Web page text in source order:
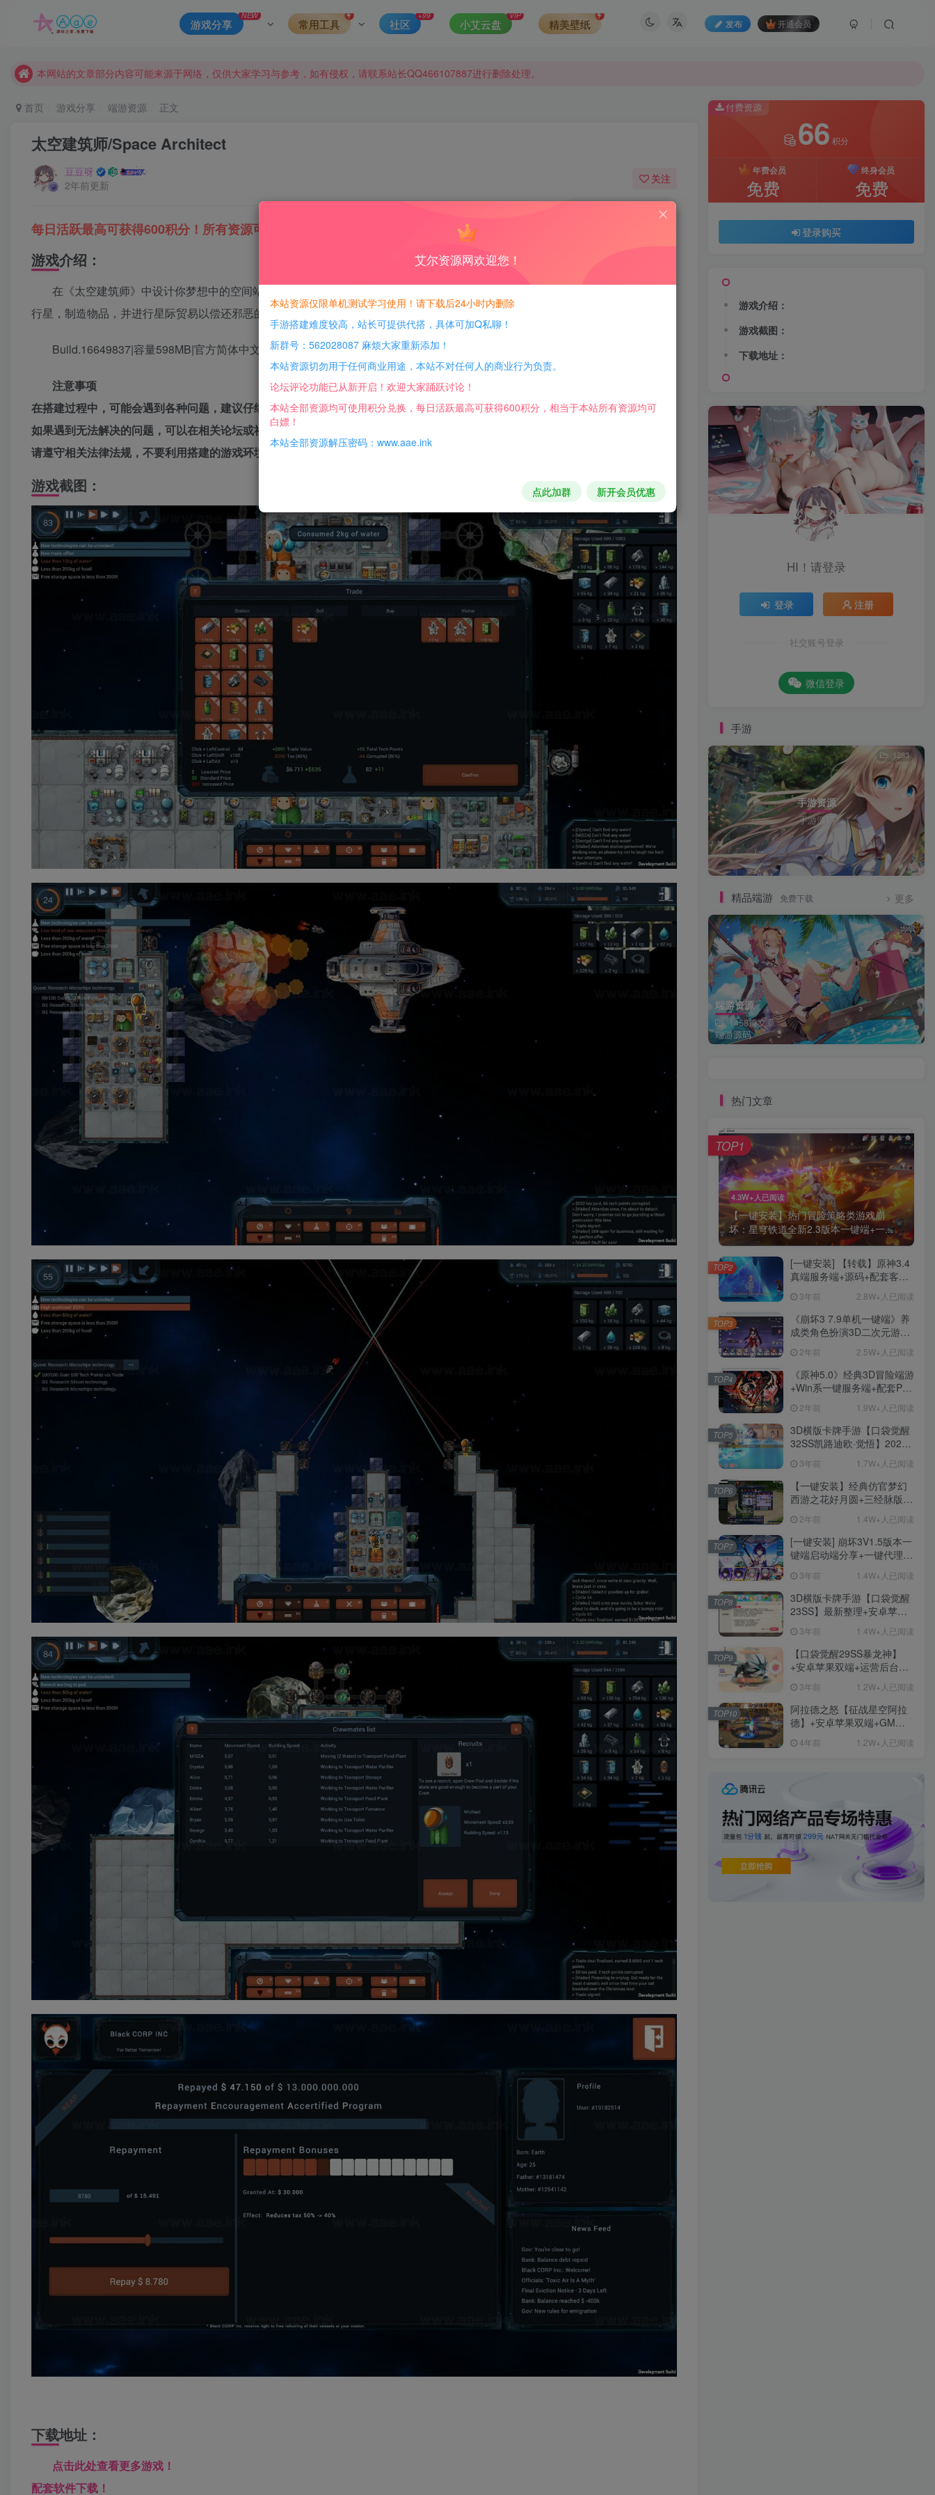
发布 开通会员
游戏分享
NEW
常用工具 社区
+99
小艾云盘
VIP
精美壁纸
现在赞助会员享受专属折扣，详情点击此条公告。
本网站的文章部分内容可能来源于网络，仅供大家学习与参考，如有侵权，请联系站长QQ466107887进行删除处理。
首页 游戏分享 端游资源 正文
太空建筑师/Space Architect
豆豆呀
2年前更新
关注
每日活跃最高可获得600积分！所有资源可以使用积分免费兑换！
游戏介绍：
在《太空建筑师》中设计你梦想中的空间站！掌握自动化的力量，或‘雇佣’一支船员大军来处理你不断增长的生产需求。开采小
行星，制造物品，并进行星际贸易以偿还邪恶的大公司。你能在广袤的太空中茁壮成长吗？
Build.16649837|容量598MB|官方简体中文|支持键盘.鼠标
注意事项
在搭建过程中，可能会遇到各种问题，建议仔细阅读搭建教程，并尝试自己解决。
如果遇到无法解决的问题，可以在相关论坛或社区寻求帮助。
请遵守相关法律法规，不要利用搭建的游戏环境从事任何违法活动。
游戏截图：
下载地址：
点击此处查看更多游戏！
配套软件下载！
付费资源
66 积分
年费会员
免费
终身会员
免费
登录购买
游戏介绍：
游戏截图：
下载地址：
HI！请登录
登录 注册
社交账号登录
微信登录
手游
手游资源
手游源码
1283
精品端游 免费下载 更多
端游资源
1458篇文章
端游源码
热门文章
4.3W+人已阅读
【一键安装】热门冒险策略类游戏崩
坏：星穹铁道全新2.3版本一键端+一...
TOP1
[一键安装] 【转载】原神3.4
真端服务端+源码+配套客户
说明文件
3年前 2.8W+人已阅读
TOP2
《崩坏3 7.9单机一键端》养
成类角色扮演3D二次元游
用、无限资源、附带保姆级
安装教程
2年前 2.5W+人已阅读
TOP3
《原神5.0》经典3D冒险端游
+Win系一键服务端+配套PC
池文件
2年前 1.9W+人已阅读
TOP4
3D横版卡牌手游【口袋觉醒
32SS凯路迪欧·觉悟】2023
+支付对接+安卓苹果双端+运
营后台+GM授权后台+代理
后台
3年前 1.7W+人已阅读
TOP5
【一键安装】经典仿官梦幻
西游之花好月圆+三经脉版本
卡+剧情活动+视频搭建及其
他修改资料
2年前 1.4W+人已阅读
TOP6
[一键安装] 崩坏3V1.5版本一
键端启动端分享+一键代理
ID+详细指令+极简一键修改
3年前 1.4W+人已阅读
TOP7
3D横版卡牌手游【口袋觉醒
23SS】最新整理+安卓苹果
细搭建教程
3年前 1.4W+人已阅读
TOP8
【口袋觉醒29SS暴龙神】
+安卓苹果双端+运营后台
端 3年前 1.2W+人已阅读
TOP9
阿拉德之怒【征战星空阿拉
德】+安卓苹果双端+GM授
+详细教程
4年前 1.2W+人已阅读
TOP10
艾尔资源网欢迎您！
本站资源仅限单机测试学习使用！请下载后24小时内删除
手游搭建难度较高，站长可提供代搭，具体可加Q私聊！
新群号：562028087 麻烦大家重新添加！
本站资源切勿用于任何商业用途，本站不对任何人的商业行为负责。
论坛评论功能已从新开启！欢迎大家踊跃讨论！
本站全部资源均可使用积分兑换，每日活跃最高可获得600积分，相当于本站所有资源均可
白嫖！
本站全部资源解压密码：www.aae.ink
点此加群 新开会员优惠